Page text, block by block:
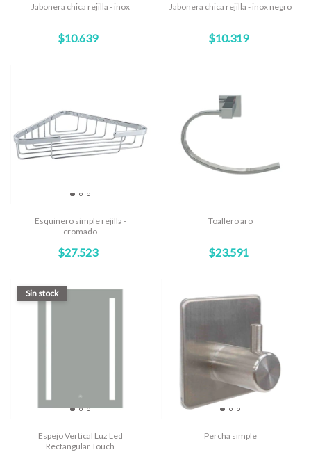
Jabonera chica rejilla - inox
$10.639
Jabonera chica rejilla - inox negro
$10.319
Esquinero simple rejilla -
cromado
$27.523
Toallero aro
$23.591
Sin stock
Espejo Vertical Luz Led
Rectangular Touch
Percha simple